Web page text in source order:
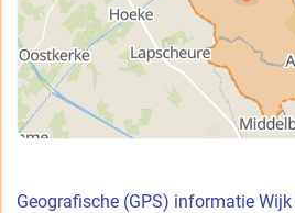
Geografische (GPS) informatie